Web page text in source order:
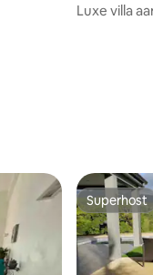
Luxe villa
Superhost
Superhost